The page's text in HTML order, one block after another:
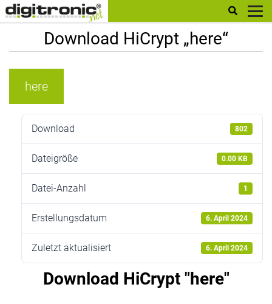
digitronic
Download HiCrypt „here“
here
Download 802
Dateigröße 0.00 KB
Datei-Anzahl 1
Erstellungsdatum 6. April 2024
Zuletzt aktualisiert 6. April 2024
Download HiCrypt "here"